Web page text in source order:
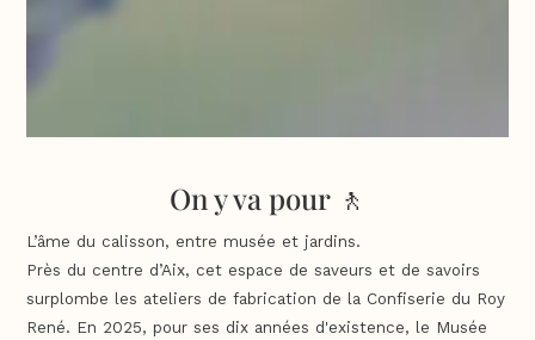
On y va pour 🚶
L’âme du calisson, entre musée et jardins.
Près du centre d’Aix, cet espace de saveurs et de savoirs
surplombe les ateliers de fabrication de la Confiserie du Roy
René. En 2025, pour ses dix années d'existence, le Musée